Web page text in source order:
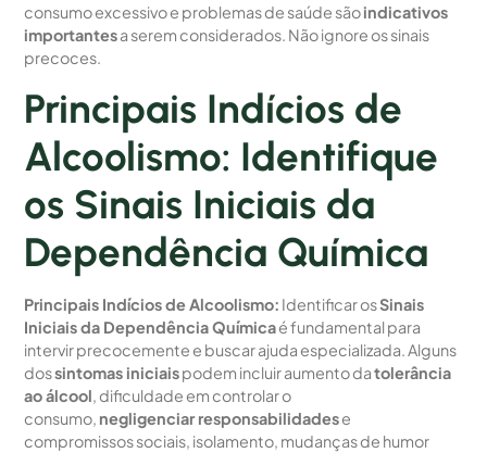
consumo excessivo e problemas de saúde sãoindicativos
importantesa serem considerados. Não ignore os sinais
precoces.
Principais Indícios de
Alcoolismo: Identifique
os Sinais Iniciais da
Dependência Química
Principais Indícios de Alcoolismo: Identificar osSinais
Iniciais da Dependência Químicaé fundamental para
intervir precocemente e buscar ajuda especializada. Alguns
dossintomas iniciaispodem incluir aumento datolerância
ao álcool, dificuldade em controlar o
consumo, negligenciar responsabilidadese
compromissos sociais, isolamento, mudanças de humor